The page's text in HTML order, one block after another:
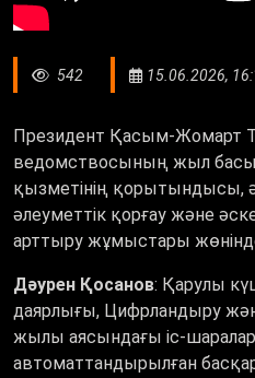
542 15.06.2026,
Президент Қасым-Жомарт
ведомствосының жыл
қызметінің қорытындысы,
әлеуметтік қорғау және
арттыру жұмыстары
Дәурен Қосанов: Қарулы
даярлығы, Цифрландыру
жылы аясындағы іс-
автоматтандырылған